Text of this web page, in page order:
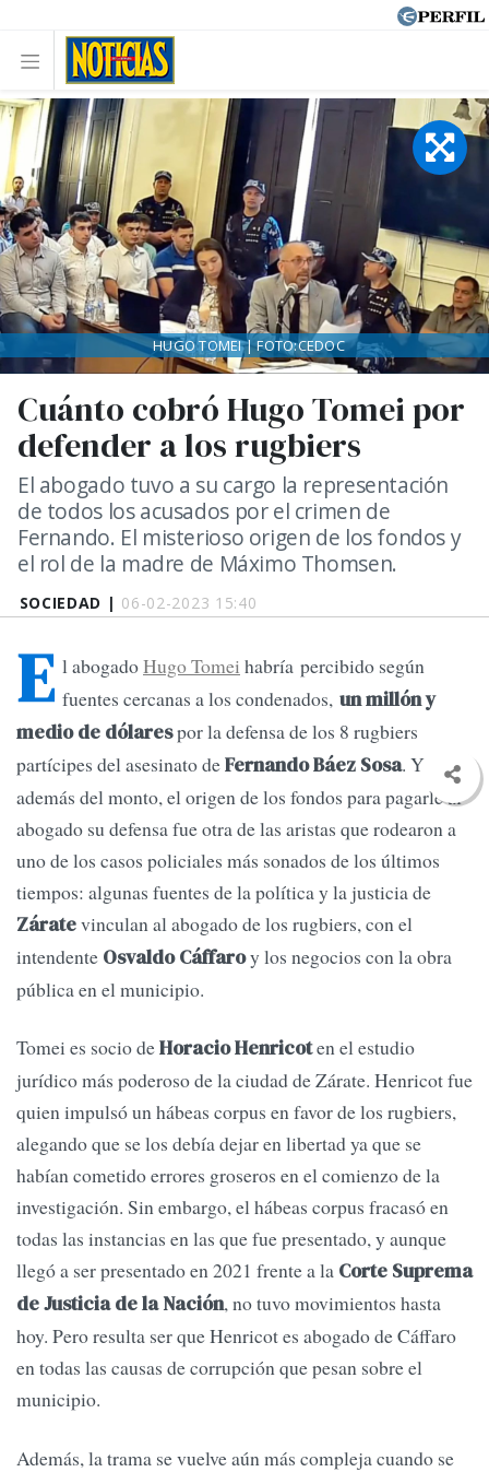
SOCIEDAD | 06-02-2023 15:40
Cuánto cobró Hugo Tomei por
defender a los rugbiers
El abogado tuvo a su cargo la representación
de todos los acusados por el crimen de
Fernando. El misterioso origen de los fondos y
el rol de la madre de Máximo Thomsen.
HUGO TOMEI | FOTO:CEDOC
E l abogadoHugo Tomei habría percibido según
fuentes cercanas a los condenados, un millón y
medio de dólarespor la defensa de los 8 rugbiers
partícipes del asesinato deFernando Báez Sosa. Y
además del monto, el origen de los fondos para pagarle al
abogado su defensa fue otra de las aristas que rodearon a
uno de los casos policiales más sonados de los últimos
tiempos: algunas fuentes de la política y la justicia de
Záratevinculan al abogado de los rugbiers, con el
intendente Osvaldo Cáffaroy los negocios con la obra
pública en el municipio.
Tomei es socio deHoracio Henricoten el estudio
jurídico más poderoso de la ciudad de Zárate. Henricot fue
quien impulsó un hábeas corpus en favor de los rugbiers,
alegando que se los debía dejar en libertad ya que se
habían cometido errores groseros en el comienzo de la
investigación. Sin embargo, el hábeas corpus fracasó en
todas las instancias en las que fue presentado, y aunque
llegó a ser presentado en 2021 frente a la Corte Suprema
de Justicia de la Nación, no tuvo movimientos hasta
hoy. Pero resulta ser que Henricot es abogado de Cáffaro
en todas las causas de corrupción que pesan sobre el
municipio.
Además, la trama se vuelve aún más compleja cuando se